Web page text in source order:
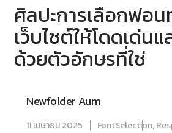
ศิลปะการเลือกฟอน
เว็บไซต์ให้โดดเด่น
ด้วยตัวอักษรที่ใช่
Newfolder Aum
11 เมษายน 2025 FontSelection,